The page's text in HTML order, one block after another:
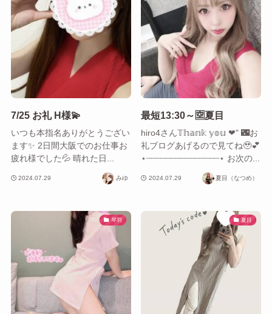
7/25 お礼 H様💫
いつも本指名ありがとうござい
ます✨ 2日間大阪でのお仕事お
疲れ様でした💦 晴れた日...
2024.07.29 みゆ
最短13:30～🈳夏目
hiro4さん𝕋𝕙𝕒𝕟𝕜 𝕪𝕠𝕦 ❤︎" 🌃お
礼ブログあげるので見てね🥹💕
⋆┈┈┈┈┈┈┈┈┈┈┈┈┈┈┈⋆ お次の...
2024.07.29 夏目（なつめ）
琴羽 夏目